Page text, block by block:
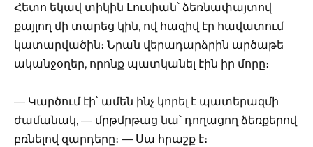
Հետո եկավ տիկին Լուսիան՝ ձեռնափայտով
քայլող մի տարեց կին, ով հազիվ էր հավատում
կատարվածին։ Նրան վերադարձրին արծաթե
ականջօղեր, որոնք պատկանել էին իր մորը։
— Կարծում էի՝ ամեն ինչ կորել է պատերազմի
ժամանակ, — մրթմրթաց նա՝ դողացող ձեռքերով
բռնելով զարդերը։ — Սա հրաշք է։